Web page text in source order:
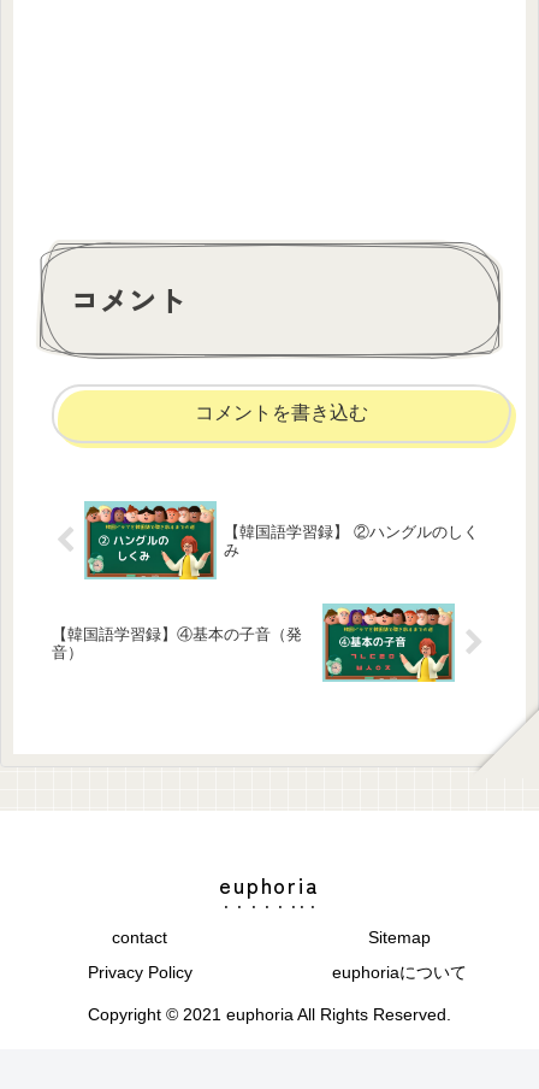
コメント
コメントを書き込む
【韓国語学習録】 ②ハングルのしく
み
【韓国語学習録】④基本の子音（発
音）
euphoria
contact
Sitemap
Privacy Policy
euphoriaについて
Copyright © 2021 euphoria All Rights Reserved.